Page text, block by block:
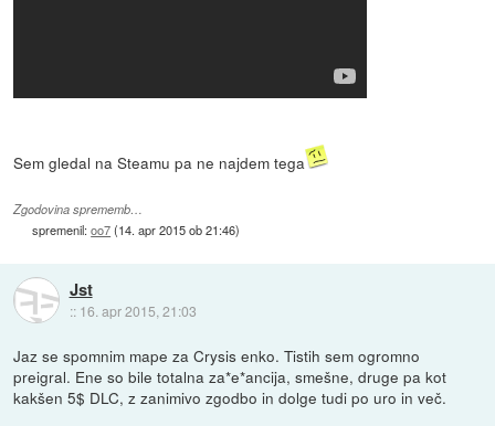
Sem gledal na Steamu pa ne najdem tega
Zgodovina sprememb…
spremenil:oo7(14. apr 2015 ob 21:46)
Jst
:: 16. apr 2015, 21:03
Jaz se spomnim mape za Crysis enko. Tistih sem ogromno
preigral. Ene so bile totalna za*e*ancija, smešne, druge pa kot
kakšen 5$ DLC, z zanimivo zgodbo in dolge tudi po uro in več.